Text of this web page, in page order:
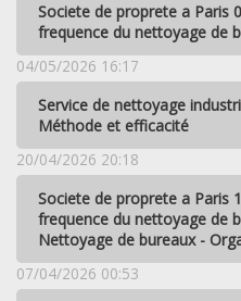
Societe de proprete a Paris
frequence du nettoyage de
04/05/2026 16:17
Service de nettoyage
Méthode et efficacité
20/04/2026 20:18
Societe de proprete a Paris
frequence du nettoyage de
Nettoyage de bureaux -
07/04/2026 00:53